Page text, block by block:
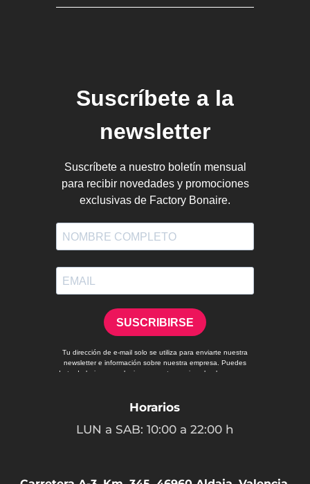
Horarios
LUN a SAB: 10:00 a 22:00 h